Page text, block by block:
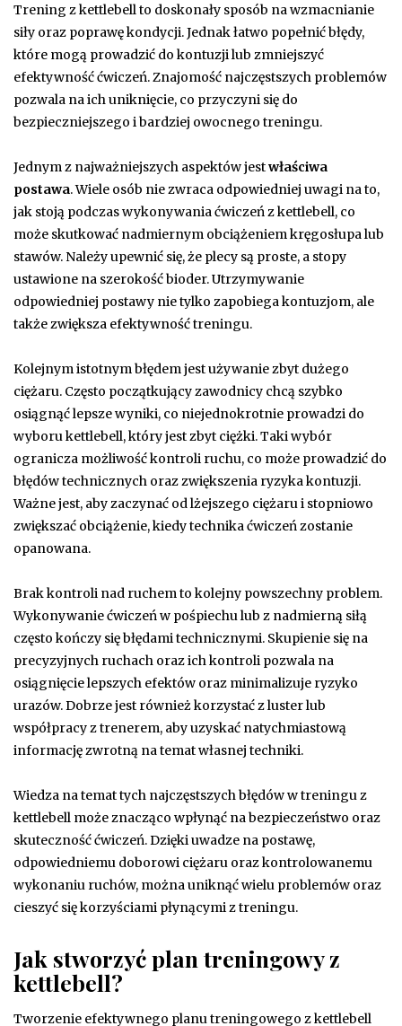
Trening z kettlebell to doskonały sposób na wzmacnianie
siły oraz poprawę kondycji. Jednak łatwo popełnić błędy,
które mogą prowadzić do kontuzji lub zmniejszyć
efektywność ćwiczeń. Znajomość najczęstszych problemów
pozwala na ich uniknięcie, co przyczyni się do
bezpieczniejszego i bardziej owocnego treningu.
Jednym z najważniejszych aspektów jestwłaściwa
postawa. Wiele osób nie zwraca odpowiedniej uwagi na to,
jak stoją podczas wykonywania ćwiczeń z kettlebell, co
może skutkować nadmiernym obciążeniem kręgosłupa lub
stawów. Należy upewnić się, że plecy są proste, a stopy
ustawione na szerokość bioder. Utrzymywanie
odpowiedniej postawy nie tylko zapobiega kontuzjom, ale
także zwiększa efektywność treningu.
Kolejnym istotnym błędem jest używanie zbyt dużego
ciężaru. Często początkujący zawodnicy chcą szybko
osiągnąć lepsze wyniki, co niejednokrotnie prowadzi do
wyboru kettlebell, który jest zbyt ciężki. Taki wybór
ogranicza możliwość kontroli ruchu, co może prowadzić do
błędów technicznych oraz zwiększenia ryzyka kontuzji.
Ważne jest, aby zaczynać od lżejszego ciężaru i stopniowo
zwiększać obciążenie, kiedy technika ćwiczeń zostanie
opanowana.
Brak kontroli nad ruchem to kolejny powszechny problem.
Wykonywanie ćwiczeń w pośpiechu lub z nadmierną siłą
często kończy się błędami technicznymi. Skupienie się na
precyzyjnych ruchach oraz ich kontroli pozwala na
osiągnięcie lepszych efektów oraz minimalizuje ryzyko
urazów. Dobrze jest również korzystać z luster lub
współpracy z trenerem, aby uzyskać natychmiastową
informację zwrotną na temat własnej techniki.
Wiedza na temat tych najczęstszych błędów w treningu z
kettlebell może znacząco wpłynąć na bezpieczeństwo oraz
skuteczność ćwiczeń. Dzięki uwadze na postawę,
odpowiedniemu doborowi ciężaru oraz kontrolowanemu
wykonaniu ruchów, można uniknąć wielu problemów oraz
cieszyć się korzyściami płynącymi z treningu.
Jak stworzyć plan treningowy z
kettlebell?
Tworzenie efektywnego planu treningowego z kettlebell